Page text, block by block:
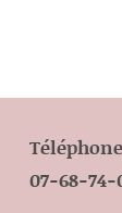
Téléphone
07-68-74-